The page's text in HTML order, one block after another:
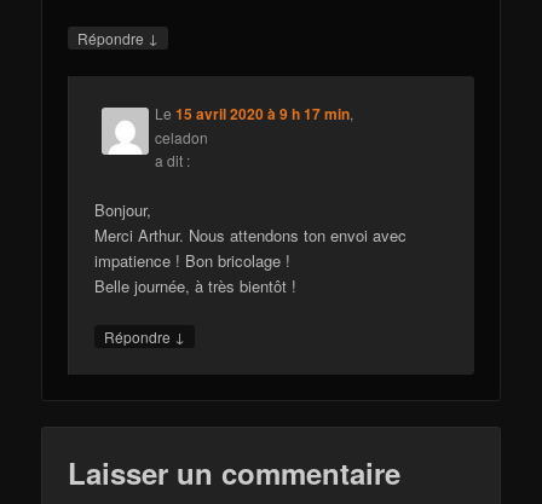
Répondre ↓
Le15 avril 2020 à 9 h 17 min,
celadon
a dit :
Bonjour,
Merci Arthur. Nous attendons ton envoi avec
impatience ! Bon bricolage !
Belle journée, à très bientôt !
Répondre ↓
Laisser un commentaire